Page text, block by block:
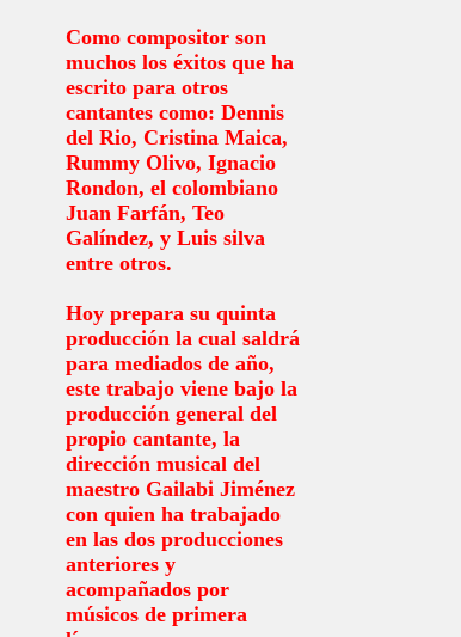
Como compositor son
muchos los éxitos que ha
escrito para otros
cantantes como: Dennis
del Rio, Cristina Maica,
Rummy Olivo, Ignacio
Rondon, el colombiano
Juan Farfán, Teo
Galíndez, y Luis silva
entre otros.
Hoy prepara su quinta
producción la cual saldrá
para mediados de año,
este trabajo viene bajo la
producción general del
propio cantante, la
dirección musical del
maestro Gailabi Jiménez
con quien ha trabajado
en las dos producciones
anteriores y
acompañados por
músicos de primera